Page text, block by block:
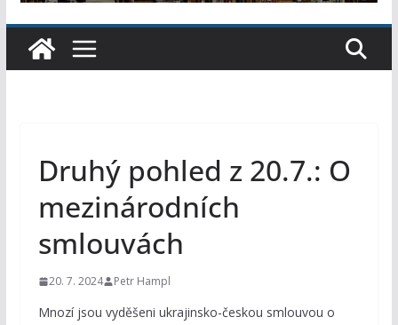
Druhý pohled z 20.7.: O
mezinárodních
smlouvách
20. 7. 2024 Petr Hampl
Mnozí jsou vyděšeni ukrajinsko-českou smlouvou o